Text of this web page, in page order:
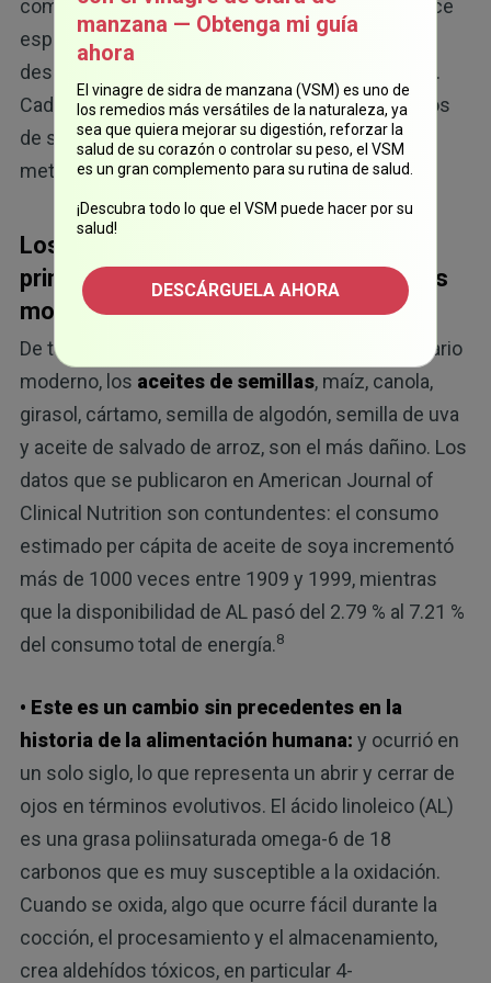
compuestos químicos, oxida los lípidos y produce
especies moleculares que los sistemas de
desintoxicación enzimática no pueden controlar.
Cada etapa del procesamiento aleja los alimentos
de su forma real y los acerca a la toxicidad
metabólica.
Los aceites de semillas son la causa
principal de las enfermedades crónicas
modernas
De todos los componentes del sistema alimentario
moderno, los aceites de semillas, maíz, canola,
girasol, cártamo, semilla de algodón, semilla de uva
y aceite de salvado de arroz, son el más dañino. Los
datos que se publicaron en American Journal of
Clinical Nutrition son contundentes: el consumo
estimado per cápita de aceite de soya incrementó
más de 1000 veces entre 1909 y 1999, mientras
que la disponibilidad de AL pasó del 2.79 % al 7.21 %
del consumo total de energía.8
• Este es un cambio sin precedentes en la
historia de la alimentación humana: y ocurrió en
un solo siglo, lo que representa un abrir y cerrar de
ojos en términos evolutivos. El ácido linoleico (AL)
es una grasa poliinsaturada omega-6 de 18
carbonos que es muy susceptible a la oxidación.
Cuando se oxida, algo que ocurre fácil durante la
cocción, el procesamiento y el almacenamiento,
crea aldehídos tóxicos, en particular 4-
manzana — Obtenga mi guía
ahora
El vinagre de sidra de manzana (VSM) es uno de
los remedios más versátiles de la naturaleza, ya
sea que quiera mejorar su digestión, reforzar la
salud de su corazón o controlar su peso, el VSM
es un gran complemento para su rutina de salud.
¡Descubra todo lo que el VSM puede hacer por su
salud!
DESCÁRGUELA AHORA